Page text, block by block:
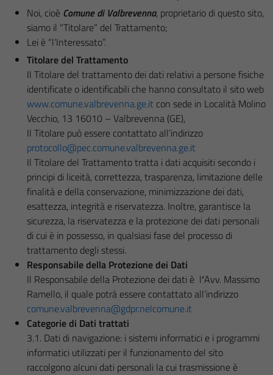
Noi, cioè Comune di Valbrevenna, proprietario di questo sito,
siamo il “Titolare” del Trattamento;
Lei è “l’Interessato”.
Titolare del Trattamento
Il Titolare del trattamento dei dati relativi a persone fisiche
identificate o identificabili che hanno consultato il sito web
www.comune.valbrevenna.ge.it con sede in Località Molino
Vecchio, 13 16010 – Valbrevenna (GE),
Il Titolare può essere contattato all’indirizzo
protocollo@pec.comune.valbrevenna.ge.it
Il Titolare del Trattamento tratta i dati acquisiti secondo i
principi di liceità, correttezza, trasparenza, limitazione delle
finalità e della conservazione, minimizzazione dei dati,
esattezza, integrità e riservatezza. Inoltre, garantisce la
sicurezza, la riservatezza e la protezione dei dati personali
di cui è in possesso, in qualsiasi fase del processo di
trattamento degli stessi.
Responsabile della Protezione dei Dati
Il Responsabile della Protezione dei dati è l‘Avv. Massimo
Ramello, il quale potrà essere contattato all’indirizzo
comune.valbrevenna@gdpr.nelcomune.it
Categorie di Dati trattati
3.1. Dati di navigazione: i sistemi informatici e i programmi
informatici utilizzati per il funzionamento del sito
raccolgono alcuni dati personali la cui trasmissione è